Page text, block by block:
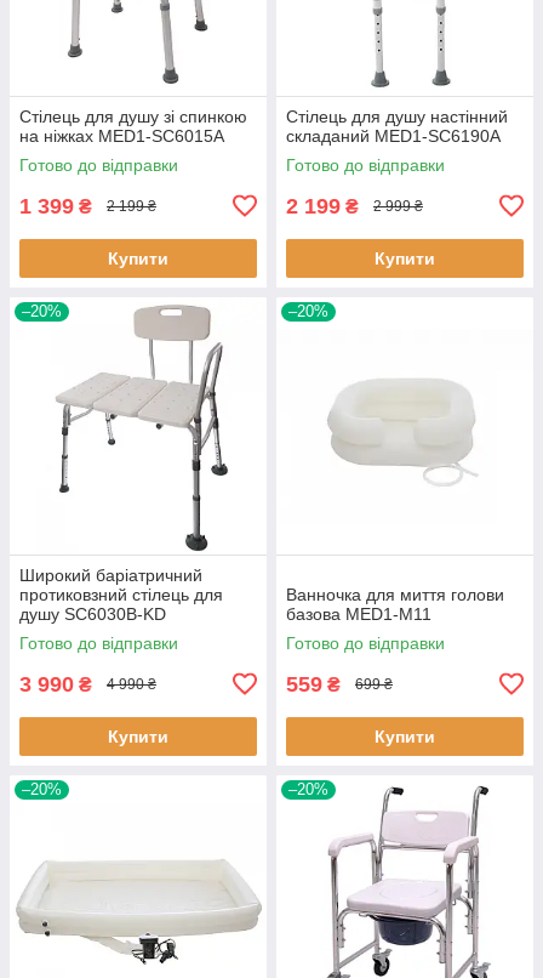
Стілець для душу зі спинкою
на ніжках MED1-SC6015A
Готово до відправки
1 399 ₴ 2 199 ₴
Купити
Стілець для душу настінний
складаний MED1-SC6190A
Готово до відправки
2 199 ₴ 2 999 ₴
Купити
–20%
Широкий баріатричний
протиковзний стілець для
душу SC6030B-KD
Готово до відправки
3 990 ₴ 4 990 ₴
Купити
–20%
Ванночка для миття голови
базова MED1-M11
Готово до відправки
559 ₴ 699 ₴
Купити
–20% –20%